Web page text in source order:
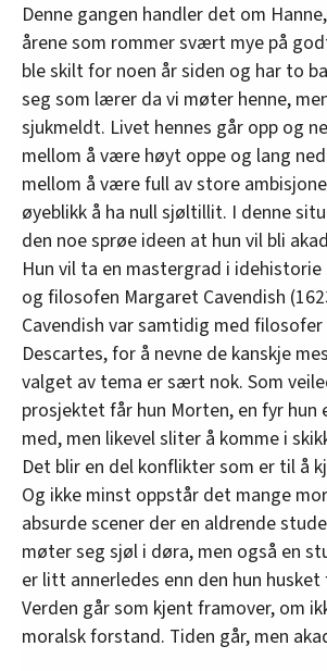
Denne gangen handler det om
årene som rommer svært mye på
ble skilt for noen år siden og har to
seg som lærer da vi møter henne,
sjukmeldt. Livet hennes går opp og
mellom å være høyt oppe og lang
mellom å være full av store
øyeblikk å ha null sjøltillit. I denne
den noe sprøe ideen at hun vil bli
Hun vil ta en mastergrad i
og filosofen Margaret Cavendish
Cavendish var samtidig med
Descartes, for å nevne de kanskje
valget av tema er sært nok. Som
prosjektet får hun Morten, en fyr hun
med, men likevel sliter å komme i
Det blir en del konflikter som er til å
Og ikke minst oppstår det mange
absurde scener der en aldrende
møter seg sjøl i døra, men også en
er litt annerledes enn den hun
Verden går som kjent framover, om
moralsk forstand. Tiden går, men